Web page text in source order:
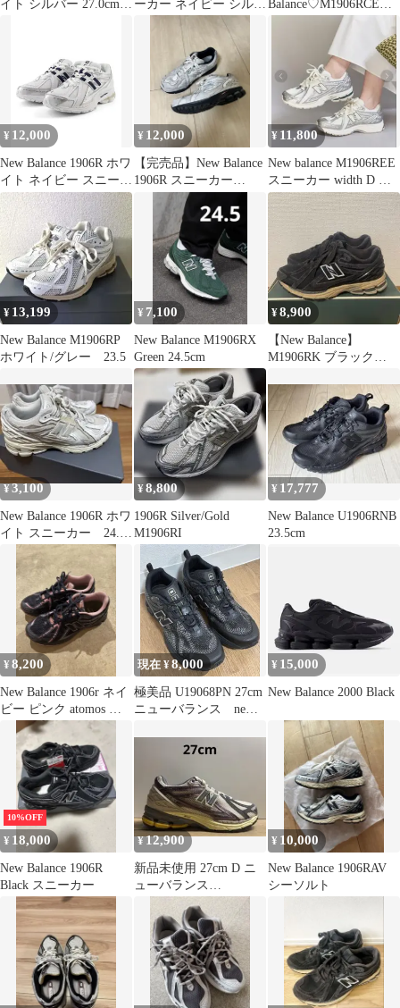
イト シルバー 27.0cm
ーカー ネイビー シルバ Balance♡M1906RCE♡2
¥ 12,000
New Balance 1906R ホワ
イト ネイビー スニーカ
ー
¥ 12,000
【完売品】New Balance
1906R スニーカー
M1906DB
¥ 11,800
New balance M1906REE
スニーカー width D シ
ルバー
¥ 13,199
New Balance M1906RP
ホワイト/グレー 23.5
¥ 7,100
New Balance M1906RX
Green 24.5cm
¥8,900
【New Balance】
M1906RK ブラック
¥3,100
New Balance 1906R ホワ
イト スニーカー 24.5
センチ
¥8,800
1906R Silver/Gold
M1906RI
¥ 17,777
New Balance U1906RNB
23.5cm
¥8,200
New Balance 1906r ネイ
ビー ピンク atomos 限
現在 ¥8,000
極美品 U19068PN 27cm
ニューバランス new
¥ 15,000
New Balance 2000 Black
10%OFF
¥ 18,000
New Balance 1906R
Black スニーカー
¥12,900
新品未使用 27cm D ニ
ューバランス
M1906RRA グレー
¥ 10,000
New Balance 1906RAV
シーソルト